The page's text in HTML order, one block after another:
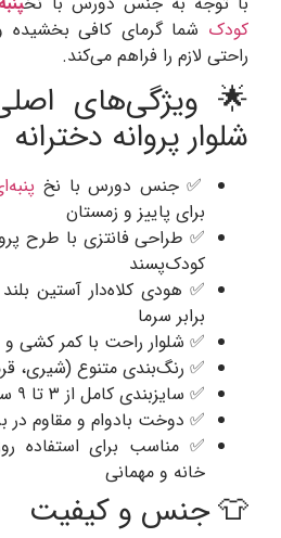
کودک شما گرمای کافی
راحتی لازم را فراهم می‌کند.
🌟 ویژگی‌های
شلوار پروانه دخترانه
✅ جنس دورس با نخ
برای پاییز و زمستان
✅ طراحی فانتزی با طرح
کودک‌پسند
✅ هودی کلاه‌دار آستین
برابر سرما
✅ شلوار راحت با کمر کشی
✅ رنگ‌بندی متنوع (شیری،
✅ سایزبندی کامل از ۳ تا ۹ سال
✅ دوخت بادوام و مقاوم در
✅ مناسب برای استفاده
خانه و مهمانی
👕 جنس و کیفیت